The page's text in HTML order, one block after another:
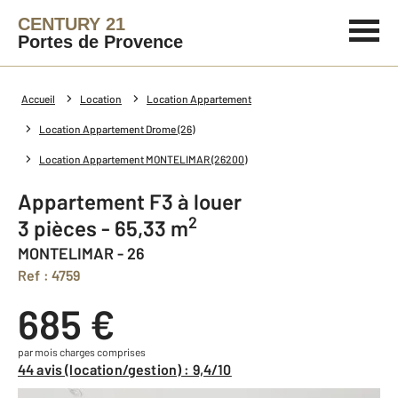
CENTURY 21
Portes de Provence
Accueil Location Location Appartement
Location Appartement Drome (26)
Location Appartement MONTELIMAR (26200)
Appartement F3 à louer
3 pièces - 65,33 m2
MONTELIMAR - 26
Ref : 4759
685 €
par mois charges comprises
44 avis (location/gestion) : 9,4/10